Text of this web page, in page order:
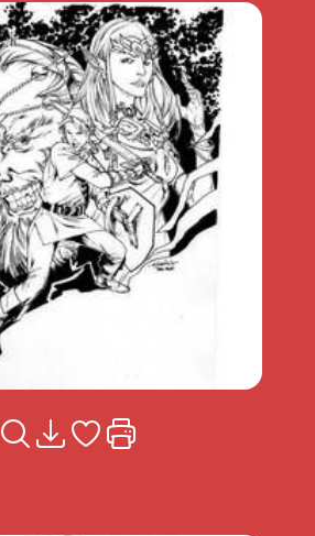
Voir la fiche
Télécharger
Ajouter à mes coups de
Imprimer